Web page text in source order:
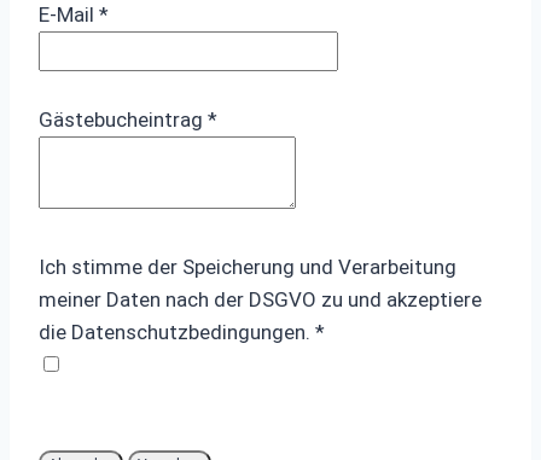
E-Mail *
Gästebucheintrag *
Ich stimme der Speicherung und Verarbeitung
meiner Daten nach der DSGVO zu und akzeptiere
die Datenschutzbedingungen. *